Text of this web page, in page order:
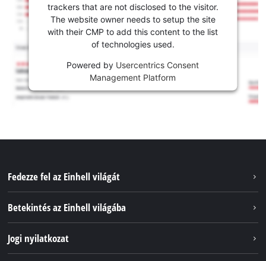
trackers that are not disclosed to the visitor.
The website owner needs to setup the site
with their CMP to add this content to the list
of technologies used.
Powered by Usercentrics Consent
Management Platform
Fedezze fel az Einhell világát
Betekintés az Einhell világába
Jogi nyilatkozat